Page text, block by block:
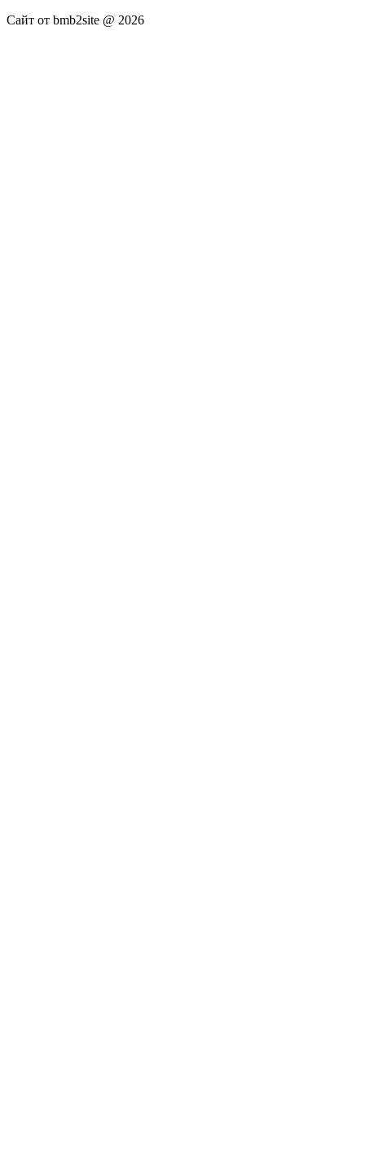
Сайт от bmb2site @ 2026